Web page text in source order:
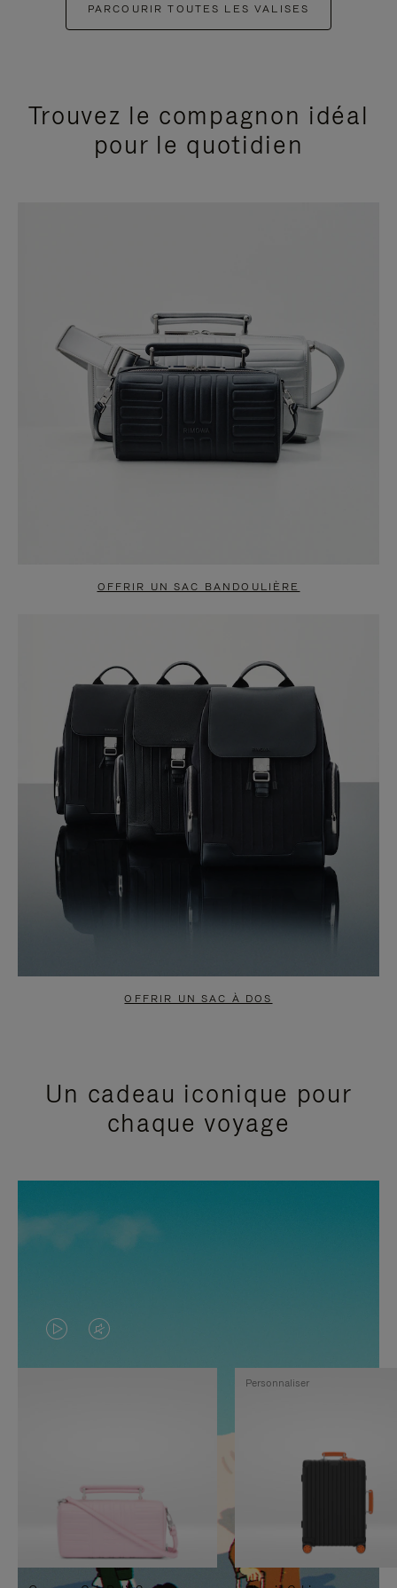
PARCOURIR TOUTES LES VALISES
Trouvez le compagnon idéal
pour le quotidien
OFFRIR UN SAC BANDOULIÈRE
OFFRIR UN SAC À DOS
Un cadeau iconique pour
chaque voyage
LA
VIDÉO
PAUSE,
APPUYEZ
SUR
LE
SON
DÉSACTIVÉ.
VEUILLEZ
Personnaliser